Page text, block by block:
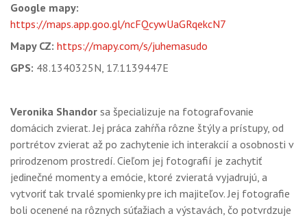
Google mapy:
https://maps.app.goo.gl/ncFQcywUaGRqekcN7
Mapy CZ: https://mapy.com/s/juhemasudo
GPS: 48.1340325N, 17.1139447E
Veronika Shandor sa špecializuje na fotografovanie
domácich zvierat. Jej práca zahŕňa rôzne štýly a prístupy, od
portrétov zvierat až po zachytenie ich interakcií a osobnosti v
prirodzenom prostredí. Cieľom jej fotografií je zachytiť
jedinečné momenty a emócie, ktoré zvieratá vyjadrujú, a
vytvoriť tak trvalé spomienky pre ich majiteľov. Jej fotografie
boli ocenené na rôznych súťažiach a výstavách, čo potvrdzuje